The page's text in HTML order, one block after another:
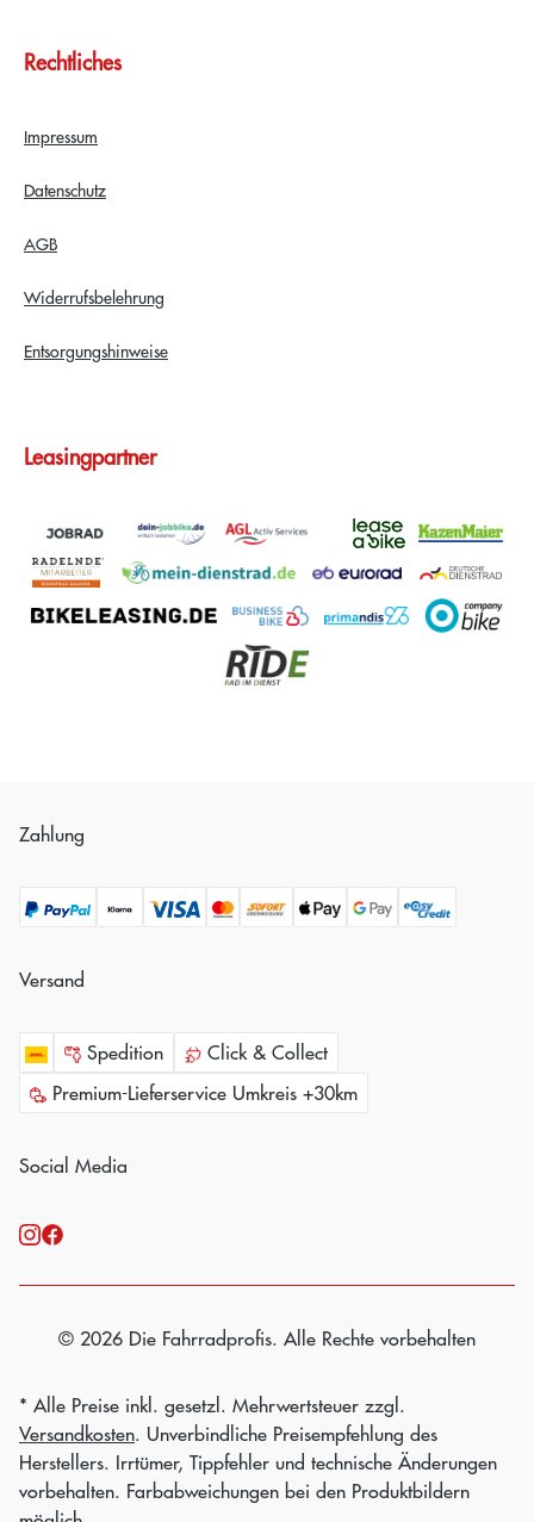
Rechtliches
Impressum
Datenschutz
AGB
Widerrufsbelehrung
Entsorgungshinweise
Leasingpartner
Zahlung
Versand
Spedition
Click & Collect
Premium-Lieferservice Umkreis +30km
Social Media
© 2026 Die Fahrradprofis. Alle Rechte vorbehalten
* Alle Preise inkl. gesetzl. Mehrwertsteuer zzgl.
Versandkosten. Unverbindliche Preisempfehlung des
Herstellers. Irrtümer, Tippfehler und technische Änderungen
vorbehalten. Farbabweichungen bei den Produktbildern